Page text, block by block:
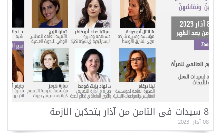
8 سيدات في الثامن من آذار يتحدّين الأزمة
08 آذار, 2023